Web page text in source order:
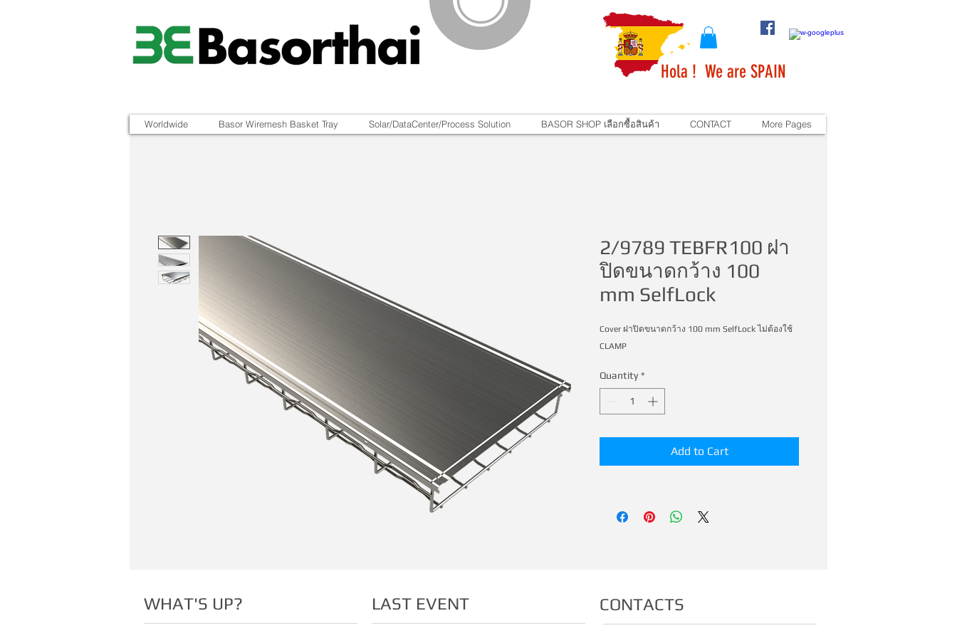
Hola ! We are SPAIN
Worldwide Basor Wiremesh Basket Tray Solar/DataCenter/Process Solution BASOR SHOP เลือกซื้อสินค้า CONTACT More Pages
2/9789 TEBFR100 ฝา
ปิดขนาดกว้าง 100
mm SelfLock
Cover ฝาปิดขนาดกว้าง 100 mm SelfLock ไม่ต้องใช้
CLAMP
Quantity *
Add to Cart
WHAT'S UP? LAST EVENT CONTACTS